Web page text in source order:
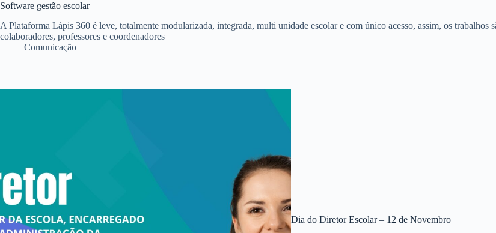
Software gestão escolar
A Plataforma Lápis 360 é leve, totalmente modularizada, integrada, multi unidade escolar e com único acesso, assim, os trabalhos
colaboradores, professores e coordenadores
Comunicação
Dia do Diretor Escolar – 12 de Novembro